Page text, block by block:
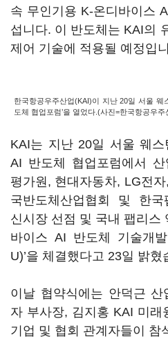
속 무인기용 K-온디바이스
섭니다. 이 반도체는 KAI의
제어 기술에 적용될 예정입
한국항공우주산업(KAI)이 지난 20일 서울 웨
도체 협업포럼’을 열었다.(사진=한국항공우주
KAI는 지난 20일 서울 웨
AI 반도체 협업포럼에서 산
평가원, 현대자동차, LG전
국반도체산업협회 및 한국
신시장 선점 및 국내 팹리스
바이스 AI 반도체 기술개
U)’을 체결했다고 23일 밝혔
이날 협약식에는 안덕근
자 부사장, 김지홍 KAI 미래
기업 및 협회 관계자들이 참